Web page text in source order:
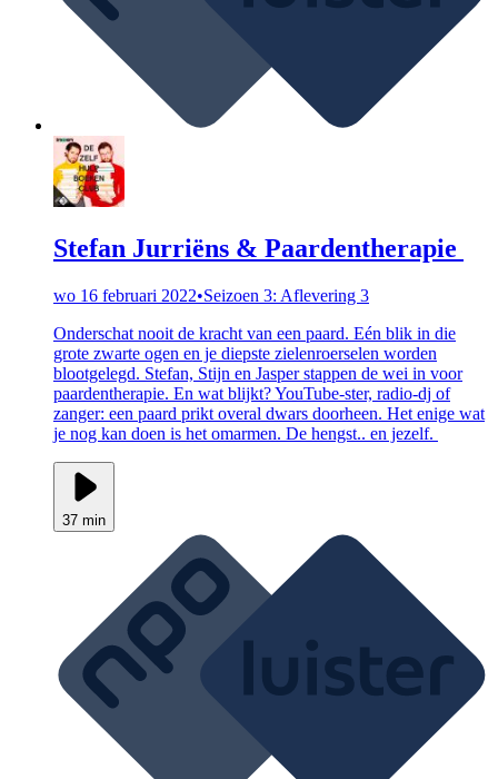
Stefan Jurriëns & Paardentherapie
wo 16 februari 2022•Seizoen 3: Aflevering 3
Onderschat nooit de kracht van een paard. Eén blik in die
grote zwarte ogen en je diepste zielenroerselen worden
blootgelegd. Stefan, Stijn en Jasper stappen de wei in voor
paardentherapie. En wat blijkt? YouTube-ster, radio-dj of
zanger: een paard prikt overal dwars doorheen. Het enige wat
je nog kan doen is het omarmen. De hengst.. en jezelf.
37 min